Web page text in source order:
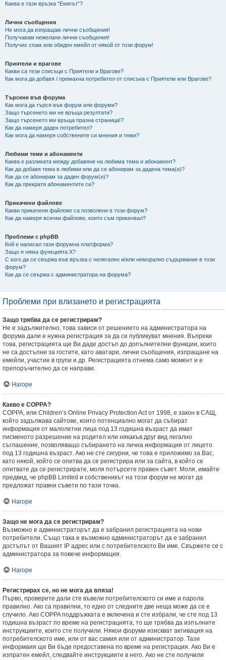
Каква е тази връзка “Екипът”?
Лични съобщения
Не мога да изпращам лични съобщения!
Получавам нежелани лични съобщения!
Получих спам или обиден емейл от някой от този форум!
Приятели и врагове
Какви са тези списъци с Приятели и Врагове?
Как мога да добавя / премахна потребител от списъка с Приятели или Врагове?
Търсене във форума
Как мога да търся във форум или форуми?
Защо търсенето ми не връща резултати?
Защо търсенето ми връща празна страница!?
Как да намеря даден потребител?
Как мога да намеря собствените си мнения и теми?
Любими теми и абонаменти
Каква е разликата между добавяне на любима тема и абонамент?
Как да добавя тема в любими или да се абонирам за дадена тема(и)?
Как да се абонирам за даден форум(и)?
Как да прекратя абонаментите си?
Прикачени файлове
Какви прикачени файлове са позволени в този форум?
Как да намеря всички файлове, които съм прикачвал?
Проблеми с phpBB
Кой е написал тази форумна платформа?
Защо я няма функцията X?
С кого да се свържа във връзка с нелегално и/или неморално съдържание в този
форум?
Как да се свържа с администратора на форума?
Проблеми при влизането и регистрацията
Защо трябва да се регистрирам?
Не е задължително, това зависи от решението на администратора на
форума дали е нужна регистрация за да се публикуват мнения. Въпреки
това, регистрацията ще Ви даде достъп до допълнителни функции, които
не са достъпни за гостите, като аватари, лични съобщения, изпращане на
емейли, участие в групи и др. Регистрацията отнема само момент и е
препоръчително да се направи.
Нагоре
Какво е COPPA?
COPPA, или Children’s Online Privacy Protection Act от 1998, е закон в САЩ,
който задължава сайтове, които потенциално могат да събират
информация от малолетни лица под 13 годишна възраст да имат
писменото разрешение на родител или някакъв друг вид легално
съглашение, позволяващо събирането на лична информация от лицето
под 13 годишна възраст. Ако не сте сигурни, че това е приложимо за Вас,
като някой, който се опитва да се регистрира или за сайта, в който се
опитвате да се регистрирате, моля потърсете правен съвет. Моля, имайте
предвид, че phpBB Limited и собственикът на този форум не могат да
предложат правни съвети по тази точка.
Нагоре
Защо не мога да се регистрирам?
Възможно е администраторът да е забранил регистрацията на нови
потребители. Също така е възможно администраторът да е забранил
достъпът от Вашият IP адрес или с потребителското Ви име. Свържете се с
администратора за повече информация.
Нагоре
Регистрирах се, но не мога да вляза!
Първо, проверете дали сте въвели потребителското си име и парола
правилно. Ако са правилни, то едно от следните две неща може да се е
случило. Ако COPPA поддръжката е включена и сте избрали, че сте под 13
годишна възраст по време на регистрацията, то ще трябва да изпълните
инструкциите, които сте получили. Някои форуми изискват активация на
потребителското име, или от вас самия или от администратор. Тази
информаия ще Ви бъде предоставена по време на регистрация. Ако Ви е
изпратен емейл, следвайте инструкциите в него. Ако не сте получили